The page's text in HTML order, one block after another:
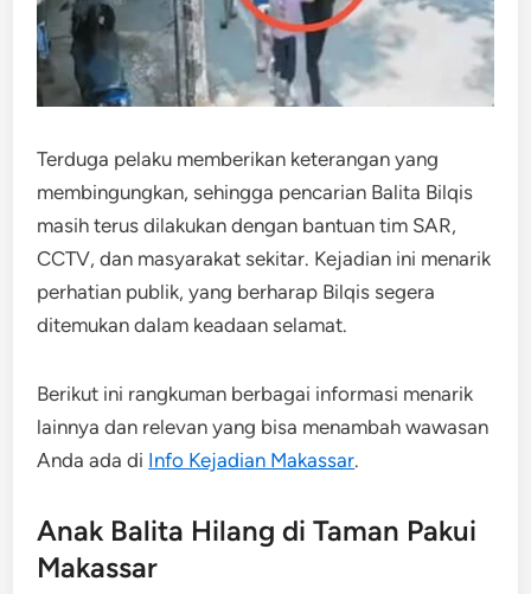
Terduga pelaku memberikan keterangan yang
membingungkan, sehingga pencarian Balita Bilqis
masih terus dilakukan dengan bantuan tim SAR,
CCTV, dan masyarakat sekitar. Kejadian ini menarik
perhatian publik, yang berharap Bilqis segera
ditemukan dalam keadaan selamat.
Berikut ini rangkuman berbagai informasi menarik
lainnya dan relevan yang bisa menambah wawasan
Anda ada di Info Kejadian Makassar.
Anak Balita Hilang di Taman Pakui
Makassar